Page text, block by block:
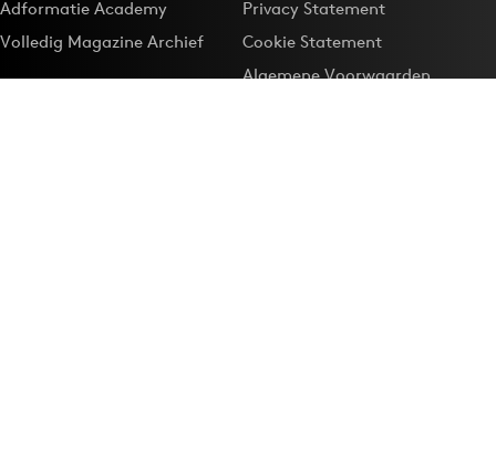
Adformatie Academy
Volledig Magazine Archief
Privacy Statement
Cookie Statement
Algemene Voorwaarden